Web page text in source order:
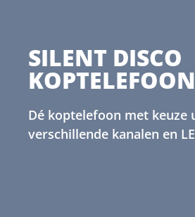
SILENT DISCO
KOPTELEFOON
Dé koptelefoon met keuze
verschillende kanalen en